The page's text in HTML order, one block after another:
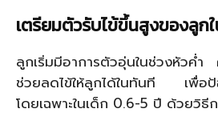
เตรียมตัวรับไข้ขึ้นสูงของลูก
ลูกเริ่มมีอาการตัวอุ่นในช่วงหัวค่
ช่วยลดไข้ให้ลูกได้ในทันที เพื่อป้
โดยเฉพาะในเด็ก 0.6-5 ปี ด้วยวิธี